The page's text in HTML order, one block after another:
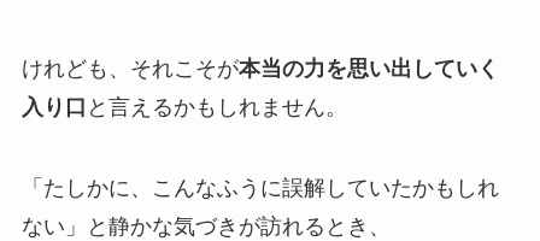
けれども、それこそが本当の力を思い出していく
入り口 と言えるかもしれません。
「たしかに、こんなふうに誤解していたかもしれ
ない」と静かな気づきが訪れるとき、